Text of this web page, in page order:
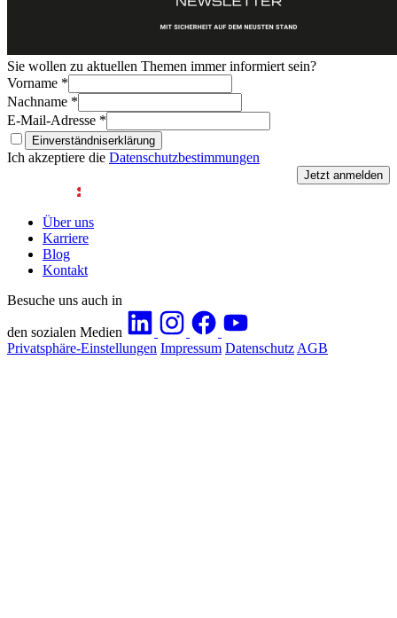
Sie wollen zu aktuellen Themen immer informiert sein?
Vorname *
Nachname *
E-Mail-Adresse *
Einverständniserklärung
Ich akzeptiere die Datenschutzbestimmungen
Jetzt anmelden
Über uns
Karriere
Blog
Kontakt
Besuche uns auch in
den sozialen Medien
Privatsphäre-Einstellungen Impressum Datenschutz AGB